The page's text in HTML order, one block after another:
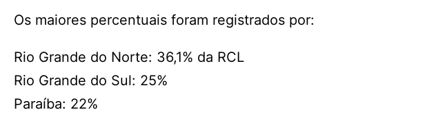
Os maiores percentuais foram registrados por:
Rio Grande do Norte: 36,1% da RCL
Rio Grande do Sul: 25%
Paraíba: 22%